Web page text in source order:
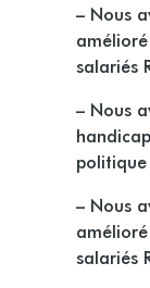
– Nous
salariés
– Nous
– Nous
salariés